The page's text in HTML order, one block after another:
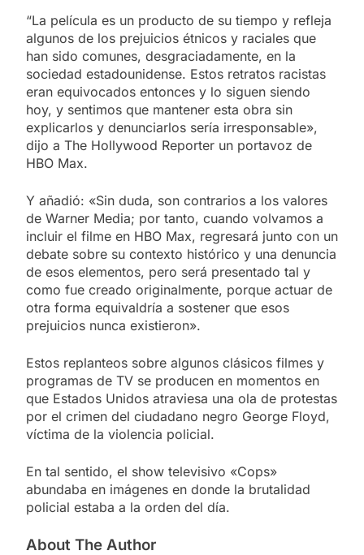
“La película es un producto de su tiempo y refleja
algunos de los prejuicios étnicos y raciales que
han sido comunes, desgraciadamente, en la
sociedad estadounidense. Estos retratos racistas
eran equivocados entonces y lo siguen siendo
hoy, y sentimos que mantener esta obra sin
explicarlos y denunciarlos sería irresponsable»,
dijo a The Hollywood Reporter un portavoz de
HBO Max.
Y añadió: «Sin duda, son contrarios a los valores
de Warner Media; por tanto, cuando volvamos a
incluir el filme en HBO Max, regresará junto con un
debate sobre su contexto histórico y una denuncia
de esos elementos, pero será presentado tal y
como fue creado originalmente, porque actuar de
otra forma equivaldría a sostener que esos
prejuicios nunca existieron».
Estos replanteos sobre algunos clásicos filmes y
programas de TV se producen en momentos en
que Estados Unidos atraviesa una ola de protestas
por el crimen del ciudadano negro George Floyd,
víctima de la violencia policial.
En tal sentido, el show televisivo «Cops»
abundaba en imágenes en donde la brutalidad
policial estaba a la orden del día.
About The Author